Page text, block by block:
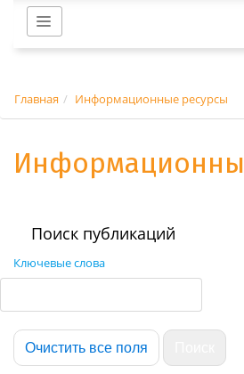
Главная Информационные ресурсы
Поиск публикаций
Ключевые слова